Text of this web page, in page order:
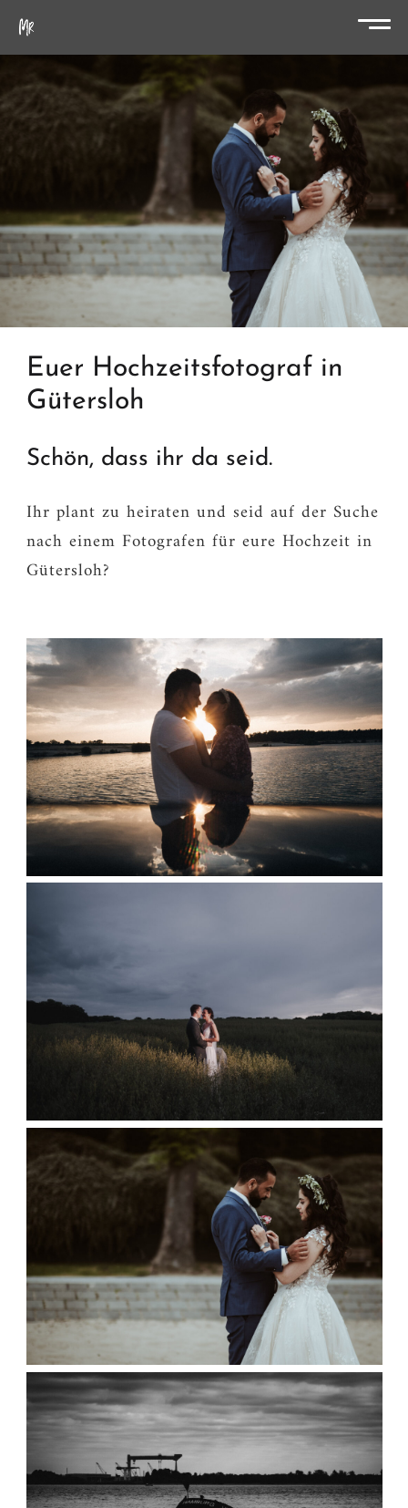
Euer Hochzeitsfotograf in
Gütersloh
Schön, dass ihr da seid.
Ihr plant zu heiraten und seid auf der Suche
nach einem Fotografen für eure Hochzeit in
Gütersloh?